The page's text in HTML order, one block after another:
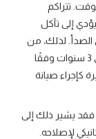
تتراكم
إلى تآكل
الصدأ. لذلك، من
كل 2 إلى 3 سنوات وفقًا
كإجراء صيانة
فقد يشير ذلك إلى
لإصلاحه.